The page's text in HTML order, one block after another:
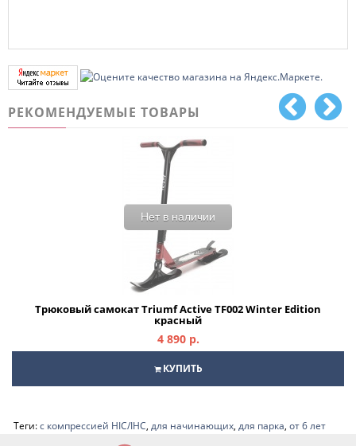
РЕКОМЕНДУЕМЫЕ ТОВАРЫ
Нет в наличии
Трюковый самокат Triumf Active TF002 Winter Edition
красный
4 890 р.
КУПИТЬ
Теги:с компрессией HIC/IHC, для начинающих, для парка, от 6 лет